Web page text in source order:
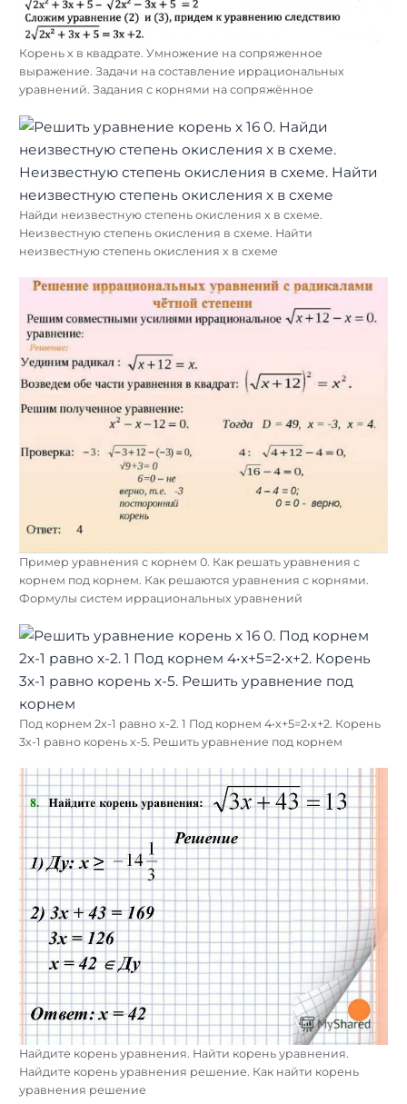
Корень х в квадрате. Умножение на сопряженное
выражение. Задачи на составление иррациональных
уравнений. Задания с корнями на сопряжённое
Найди неизвестную степень окисления x в схеме.
Неизвестную степень окисления в схеме. Найти
неизвестную степень окисления x в схеме
Пример уравнения с корнем 0. Как решать уравнения с
корнем под корнем. Как решаются уравнения с корнями.
Формулы систем иррациональных уравнений
Под корнем 2х-1 равно х-2. 1 Под корнем 4•х+5=2•х+2. Корень
3х-1 равно корень х-5. Решить уравнение под корнем
Найдите корень уравнения. Найти корень уравнения.
Найдите корень уравнения решение. Как найти корень
уравнения решение